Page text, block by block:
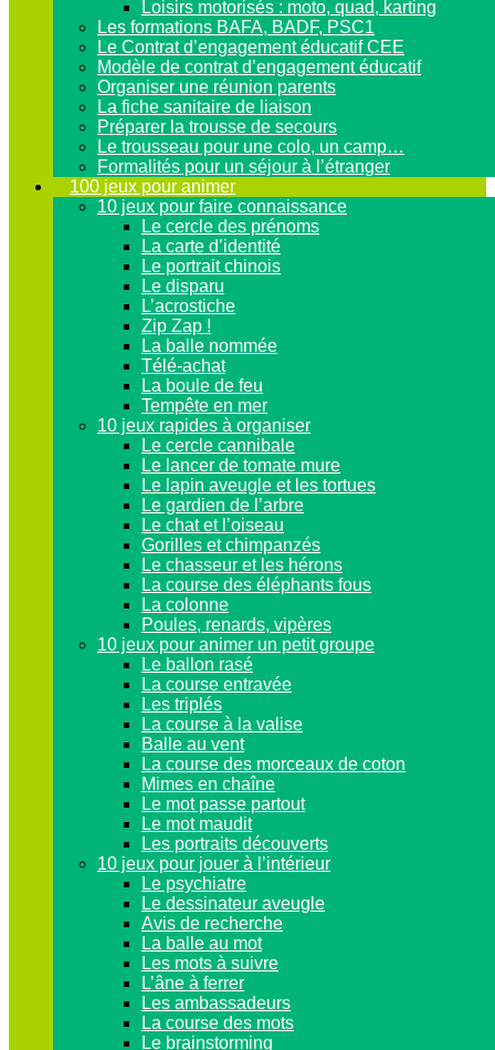
Loisirs motorisés : moto, quad, karting
Les formations BAFA, BADF, PSC1
Le Contrat d’engagement éducatif CEE
Modèle de contrat d’engagement éducatif
Organiser une réunion parents
La fiche sanitaire de liaison
Préparer la trousse de secours
Le trousseau pour une colo, un camp…
Formalités pour un séjour à l’étranger
100 jeux pour animer
10 jeux pour faire connaissance
Le cercle des prénoms
La carte d’identité
Le portrait chinois
Le disparu
L’acrostiche
Zip Zap !
La balle nommée
Télé-achat
La boule de feu
Tempête en mer
10 jeux rapides à organiser
Le cercle cannibale
Le lancer de tomate mure
Le lapin aveugle et les tortues
Le gardien de l’arbre
Le chat et l’oiseau
Gorilles et chimpanzés
Le chasseur et les hérons
La course des éléphants fous
La colonne
Poules, renards, vipères
10 jeux pour animer un petit groupe
Le ballon rasé
La course entravée
Les triplés
La course à la valise
Balle au vent
La course des morceaux de coton
Mimes en chaîne
Le mot passe partout
Le mot maudit
Les portraits découverts
10 jeux pour jouer à l’intérieur
Le psychiatre
Le dessinateur aveugle
Avis de recherche
La balle au mot
Les mots à suivre
L’âne à ferrer
Les ambassadeurs
La course des mots
Le brainstorming